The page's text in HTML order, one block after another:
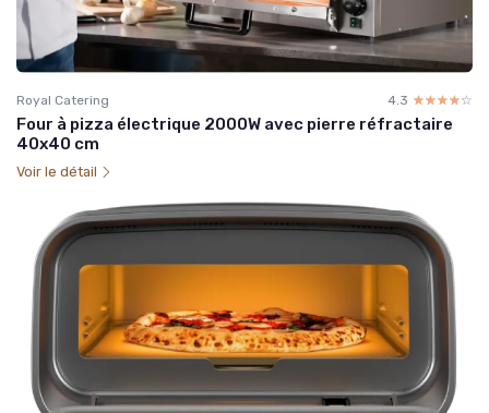
Royal Catering 4.3 ☆☆☆☆☆
★★★★★
Four à pizza électrique 2000W avec pierre réfractaire
40x40 cm
Voir le détail